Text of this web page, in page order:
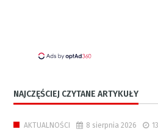
NAJCZĘŚCIEJ CZYTANE ARTYKUŁY
AKTUALNOŚCI 8 sierpnia 2026